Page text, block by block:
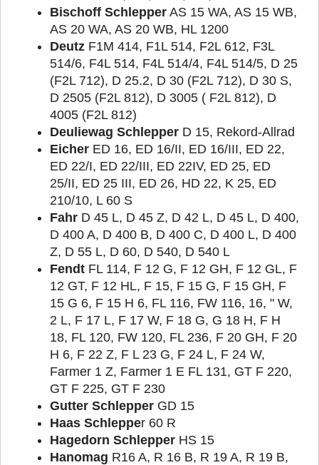
Bischoff Schlepper AS 15 WA, AS 15 WB,
AS 20 WA, AS 20 WB, HL 1200
Deutz F1M 414, F1L 514, F2L 612, F3L
514/6, F4L 514, F4L 514/4, F4L 514/5, D 25
(F2L 712), D 25.2, D 30 (F2L 712), D 30 S,
D 2505 (F2L 812), D 3005 ( F2L 812), D
4005 (F2L 812)
Deuliewag Schlepper D 15, Rekord-Allrad
Eicher ED 16, ED 16/II, ED 16/III, ED 22,
ED 22/I, ED 22/III, ED 22IV, ED 25, ED
25/II, ED 25 III, ED 26, HD 22, K 25, ED
210/10, L 60 S
Fahr D 45 L, D 45 Z, D 42 L, D 45 L, D 400,
D 400 A, D 400 B, D 400 C, D 400 L, D 400
Z, D 55 L, D 60, D 540, D 540 L
Fendt FL 114, F 12 G, F 12 GH, F 12 GL, F
12 GT, F 12 HL, F 15, F 15 G, F 15 GH, F
15 G 6, F 15 H 6, FL 116, FW 116, 16, " W,
2 L, F 17 L, F 17 W, F 18 G, G 18 H, F H
18, FL 120, FW 120, FL 236, F 20 GH, F 20
H 6, F 22 Z, F L 23 G, F 24 L, F 24 W,
Farmer 1 Z, Farmer 1 E FL 131, GT F 220,
GT F 225, GT F 230
Gutter Schlepper GD 15
Haas Schlepper 60 R
Hagedorn Schlepper HS 15
Hanomag R16 A, R 16 B, R 19 A, R 19 B,